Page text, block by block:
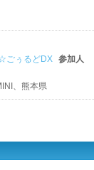
ごぅるどDX 参加人
、熊本県